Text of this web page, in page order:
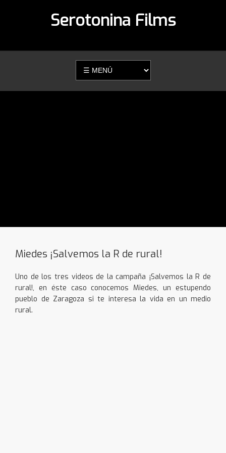
Serotonina Films
Miedes ¡Salvemos la R de rural!
Uno de los tres videos de la campaña ¡Salvemos la R de
rural!, en éste caso conocemos Miedes, un estupendo
pueblo de Zaragoza si te interesa la vida en un medio
rural.